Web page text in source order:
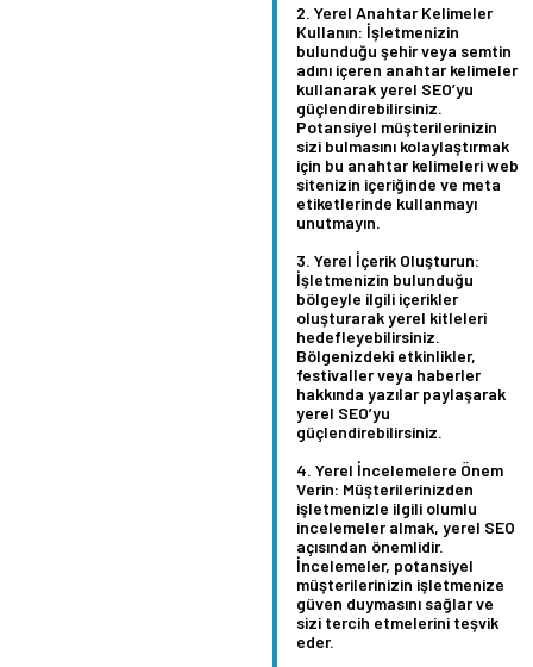
Yerel Anahtar Kelimeler
Kullanın: İşletmenizin
bulunduğu şehir veya semtin
adını içeren anahtar kelimeler
kullanarak yerel SEO’yu
güçlendirebilirsiniz.
Potansiyel müşterilerinizin
sizi bulmasını kolaylaştırmak
için bu anahtar kelimeleri web
sitenizin içeriğinde ve meta
etiketlerinde kullanmayı
unutmayın.
Yerel İçerik Oluşturun:
İşletmenizin bulunduğu
bölgeyle ilgili içerikler
oluşturarak yerel kitleleri
hedefleyebilirsiniz.
Bölgenizdeki etkinlikler,
festivaller veya haberler
hakkında yazılar paylaşarak
yerel SEO’yu
güçlendirebilirsiniz.
Yerel İncelemelere Önem
Verin: Müşterilerinizden
işletmenizle ilgili olumlu
incelemeler almak, yerel SEO
açısından önemlidir.
İncelemeler, potansiyel
müşterilerinizin işletmenize
güven duymasını sağlar ve
sizi tercih etmelerini teşvik
eder.